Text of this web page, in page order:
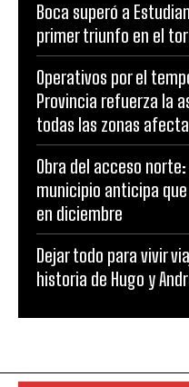
Boca superó a
primer triunfo en el
Operativos por el
Provincia refuerza la
todas las zonas
Obra del acceso
municipio anticipa
en diciembre
Dejar todo para vivir
historia de Hugo y